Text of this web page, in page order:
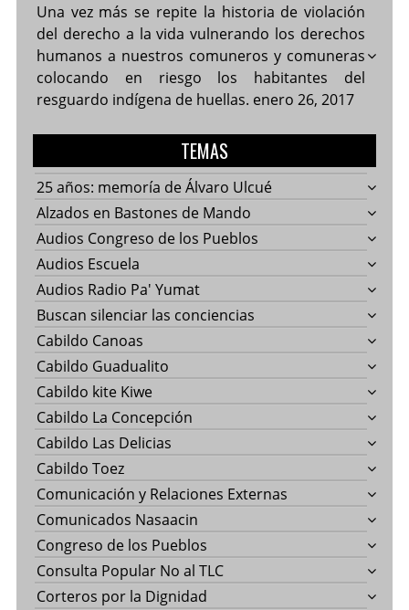
Una vez más se repite la historia de violación
del derecho a la vida vulnerando los derechos
humanos a nuestros comuneros y comuneras
colocando en riesgo los habitantes del
resguardo indígena de huellas. enero 26, 2017
TEMAS
25 años: memoría de Álvaro Ulcué
Alzados en Bastones de Mando
Audios Congreso de los Pueblos
Audios Escuela
Audios Radio Pa' Yumat
Buscan silenciar las conciencias
Cabildo Canoas
Cabildo Guadualito
Cabildo kite Kiwe
Cabildo La Concepción
Cabildo Las Delicias
Cabildo Toez
Comunicación y Relaciones Externas
Comunicados Nasaacin
Congreso de los Pueblos
Consulta Popular No al TLC
Corteros por la Dignidad